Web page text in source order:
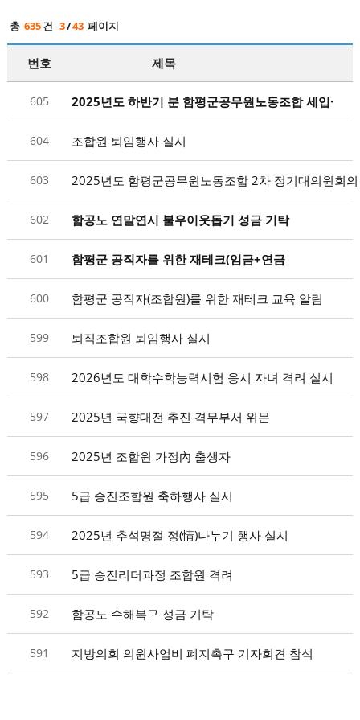
총 635건 3/43 페이지
제목
번호
2025년도 하반기 분 함평군공무원노동조합 세입·
세출예산 회계감사 실시
605
조합원 퇴임행사 실시
604
2025년도 함평군공무원노동조합 2차 정기대의원회
603
함공노 연말연시 불우이웃돕기 성금 기탁
602
함평군 공직자를 위한 재테크(임금+연금
+행정공제) 교육 결과 알림
601
함평군 공직자(조합원)를 위한 재테크 교육 알림
600
퇴직조합원 퇴임행사 실시
599
2026년도 대학수학능력시험 응시 자녀 격려 실시
598
2025년 국향대전 추진 격무부서 위문
597
2025년 조합원 가정內 출생자
(자녀, 손주) 축하행사 실시
596
5급 승진조합원 축하행사 실시
595
2025년 추석명절 정(情)나누기 행사 실시
594
5급 승진리더과정 조합원 격려
593
함공노 수해복구 성금 기탁
592
지방의회 의원사업비 폐지촉구 기자회견 참석
591